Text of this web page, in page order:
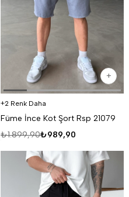
2 Renk Daha
Füme İnce Kot Şort Rsp 21079
₺989,90
₺1.899,90